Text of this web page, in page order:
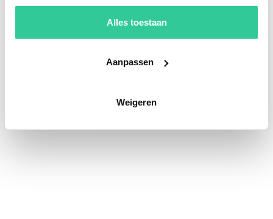
Alles toestaan
Aanpassen
Weigeren